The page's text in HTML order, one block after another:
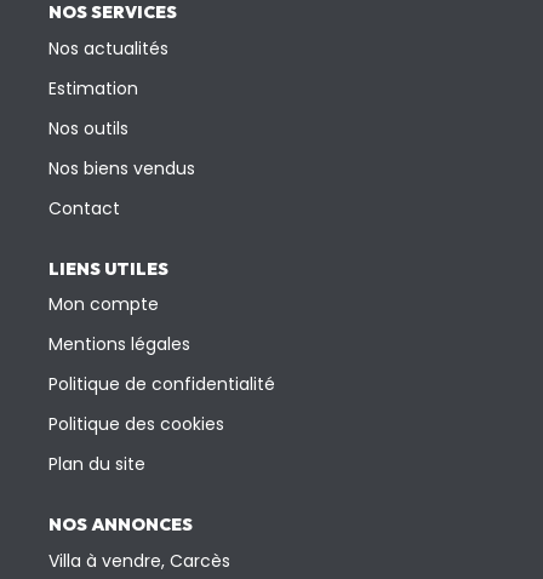
NOS SERVICES
Nos actualités
Estimation
Nos outils
Nos biens vendus
Contact
LIENS UTILES
Mon compte
Mentions légales
Politique de confidentialité
Politique des cookies
Plan du site
NOS ANNONCES
Villa à vendre, Carcès